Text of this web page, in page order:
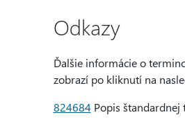
Odkazy
Ďalšie informácie o
zobrazí po kliknutí na
824684 Popis